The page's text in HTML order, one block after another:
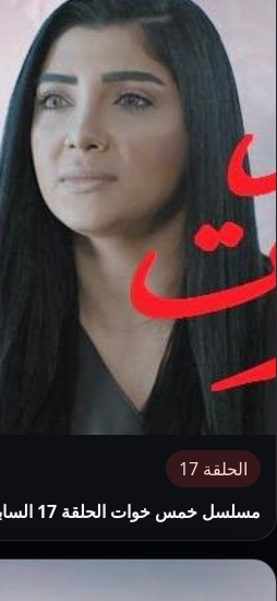
الحلقة 17
مسلسل خمس خوات الحلقة 17 السابعة عشر HD